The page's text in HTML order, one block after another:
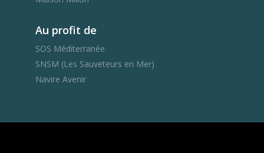
Au profit de
SOS Méditerranée
SNSM (Les Sauveteurs en Mer)
Navire Avenir